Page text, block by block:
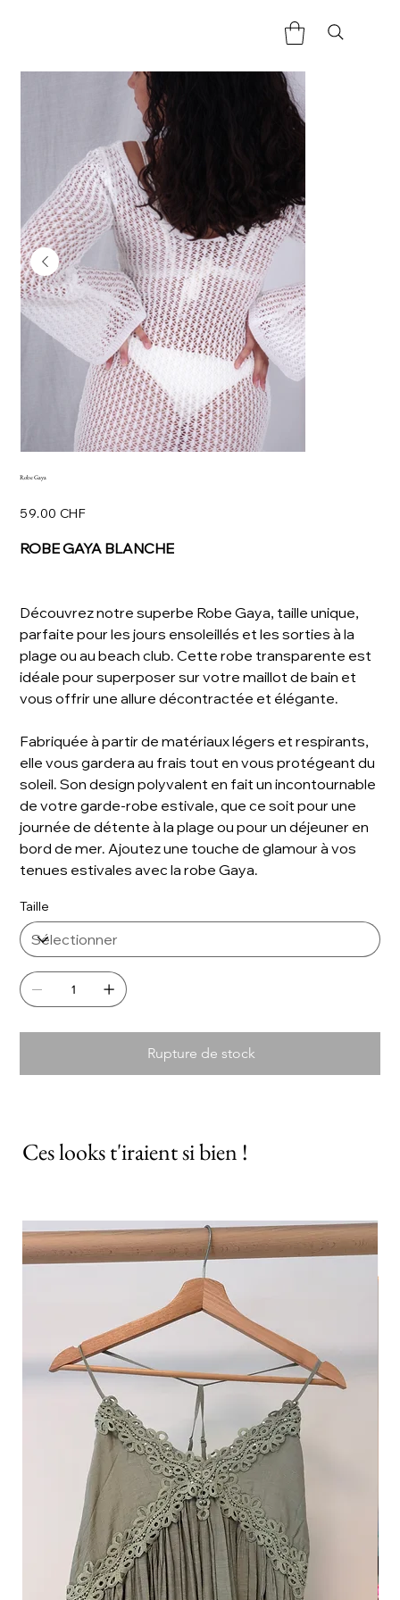
Robe Gaya
59.00 CHF
ROBE GAYA BLANCHE
Découvrez notre superbe Robe Gaya, taille unique,
parfaite pour les jours ensoleillés et les sorties à la
plage ou au beach club. Cette robe transparente est
idéale pour superposer sur votre maillot de bain et
vous offrir une allure décontractée et élégante.
Fabriquée à partir de matériaux légers et respirants,
elle vous gardera au frais tout en vous protégeant du
soleil. Son design polyvalent en fait un incontournable
de votre garde-robe estivale, que ce soit pour une
journée de détente à la plage ou pour un déjeuner en
bord de mer. Ajoutez une touche de glamour à vos
tenues estivales avec la robe Gaya.
Taille
Rupture de stock
Ces looks t'iraient si bien !